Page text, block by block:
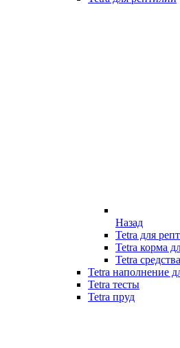
Назад
Tetra для
Tetra корма
Tetra средства
Tetra наполнение
Tetra тесты
Tetra пруд